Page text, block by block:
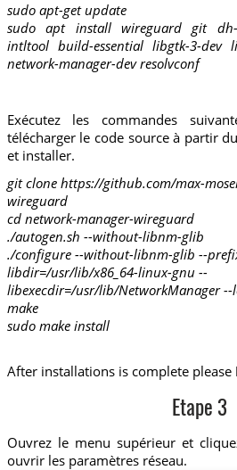
sudo apt-get update
sudo apt install wireguard git dh-
intltool build-essential libgtk-3-dev
network-manager-dev resolvconf
Exécutez les commandes
télécharger le code source à partir
et installer.
git clone https://github.com/max-
wireguard
cd network-manager-wireguard
./autogen.sh --without-libnm-glib
./configure --without-libnm-glib --
libdir=/usr/lib/x86_64-linux-gnu --
libexecdir=/usr/lib/NetworkManager
make
sudo make install
After installations is complete please
Etape 3
Ouvrez le menu supérieur et
ouvrir les paramètres réseau.